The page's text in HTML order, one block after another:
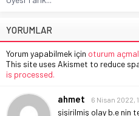
YORUMLAR
Yorum yapabilmek için oturum
This site uses Akismet to reduce
is processed.
ahmet 6 Nisan 2022,
şişirilmiş olay b.e nin